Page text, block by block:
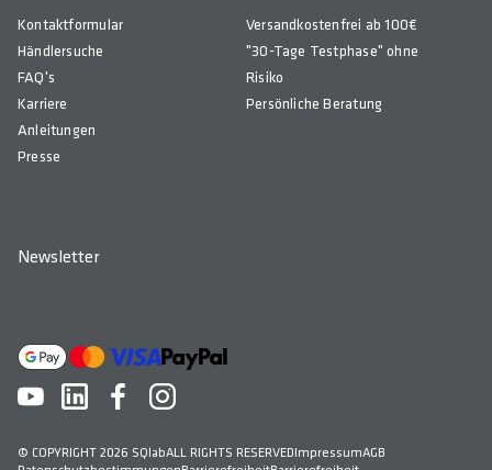
Kontaktformular
Händlersuche
FAQ's
Karriere
Anleitungen
Presse
Versandkostenfrei ab 100€
"30-Tage Testphase" ohne
Risiko
Persönliche Beratung
Newsletter
© COPYRIGHT 2026 SQlabALL RIGHTS RESERVEDImpressumAGB